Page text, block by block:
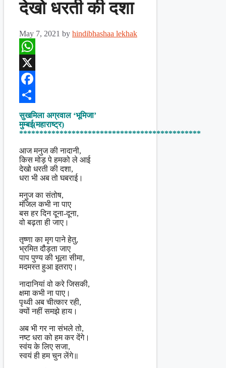
देखो धरती की दशा
May 7, 2021 by hindibhashaa lekhak
WhatsApp
X
Facebook
Share
सुखमिला अग्रवाल ‘भूमिजा’
मुम्बई(महाराष्ट्र)
*********************************************
आज मनुज की नादानी,
किस मोड़ पे हमको ले आई
देखो धरती की दशा,
धरा भी अब तो घबराई।
मनुज का संतोष,
मंजिल कभी ना पाए
बस हर दिन दूना-दूना,
वो बढ़ता ही जाए।
तृष्णा का मृग पाने हेतु,
भ्रमित दौड़ता जाए
पाप पुण्य की भूला सीमा,
मदमस्त हुआ इतराए।
नादानियां वो करे जिसकी,
क्षमा कभी ना पाए।
पृथ्वी अब चीत्कार रही,
क्यों नहीं समझे हाय।
अब भी गर ना संभले तो,
नष्ट धरा को हम कर देंगे।
स्वंय के लिए सजा,
स्वयं ही हम चुन लेंगे॥